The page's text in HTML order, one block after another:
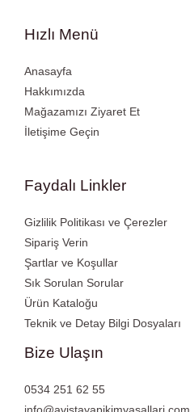
Hızlı Menü
Anasayfa
Hakkımızda
Mağazamızı Ziyaret Et
İletişime Geçin
Faydalı Linkler
Gizlilik Politikası ve Çerezler
Sipariş Verin
Şartlar ve Koşullar
Sık Sorulan Sorular
Ürün Kataloğu
Teknik ve Detay Bilgi Dosyaları
Bize Ulaşın
0534 251 62 55